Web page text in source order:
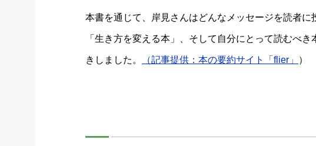
本書を通じて、岸見さんはどんなメッセージを読者
「生き方を変える本」、そして自分にとって読むべ
きしました。 （記事提供：本の要約サイト「flier」 ）